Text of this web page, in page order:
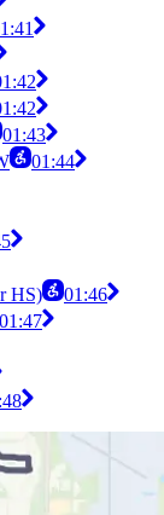
01:43
01:44
HS)
01:46
01:47